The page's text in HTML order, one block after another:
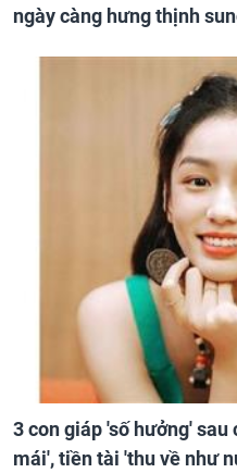
ngày càng hưng thịnh
3 con giáp 'số hưởng'
mái', tiền tài 'thu về như